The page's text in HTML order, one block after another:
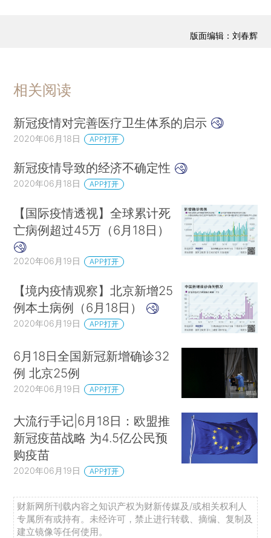
版面编辑：刘春辉
相关阅读
新冠疫情对完善医疗卫生体系的启示
2020年06月18日 APP打开
新冠疫情导致的经济不确定性
2020年06月18日 APP打开
【国际疫情透视】全球累计死
亡病例超过45万（6月18日）
2020年06月19日 APP打开
【境内疫情观察】北京新增25
例本土病例（6月18日）
2020年06月19日 APP打开
6月18日全国新冠新增确诊32
例 北京25例
2020年06月19日 APP打开
大流行手记|6月18日：欧盟推
新冠疫苗战略 为4.5亿公民预
购疫苗
2020年06月19日 APP打开
财新网所刊载内容之知识产权为财新传媒及/或相关权利人
专属所有或持有。未经许可，禁止进行转载、摘编、复制及
建立镜像等任何使用。